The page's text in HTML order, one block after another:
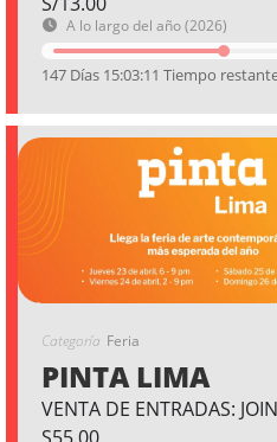
A lo largo del año (2026)
147 Días 15:03:10 Tiempo
Categoría Feria
PINTA LIMA
VENTA DE ENTRADAS: